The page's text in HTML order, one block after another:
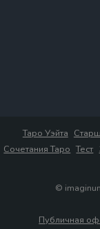
Таро Уэйта
Сочетания Таро Тест
©
Публичная